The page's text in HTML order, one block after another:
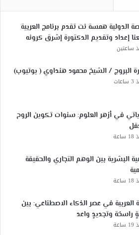
الدولية همسة نت تقدم برنامج العربية
إعداد وتقديم الدكتورة إشرق كرونه
ساعتين
البروج / الشيخ محمود هنداوي ( يوتيوب)
في أزهر العلوم: سنوات تكوين الروح
البشرية بين الوهم التجاري والحقيقة
العربية في عصر الذكاء الاصطناعي: بين
راسخة وتجديدٍ واعد